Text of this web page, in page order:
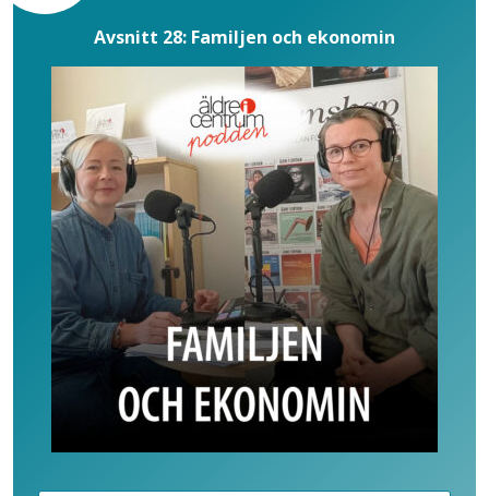
Avsnitt 28: Familjen och ekonomin